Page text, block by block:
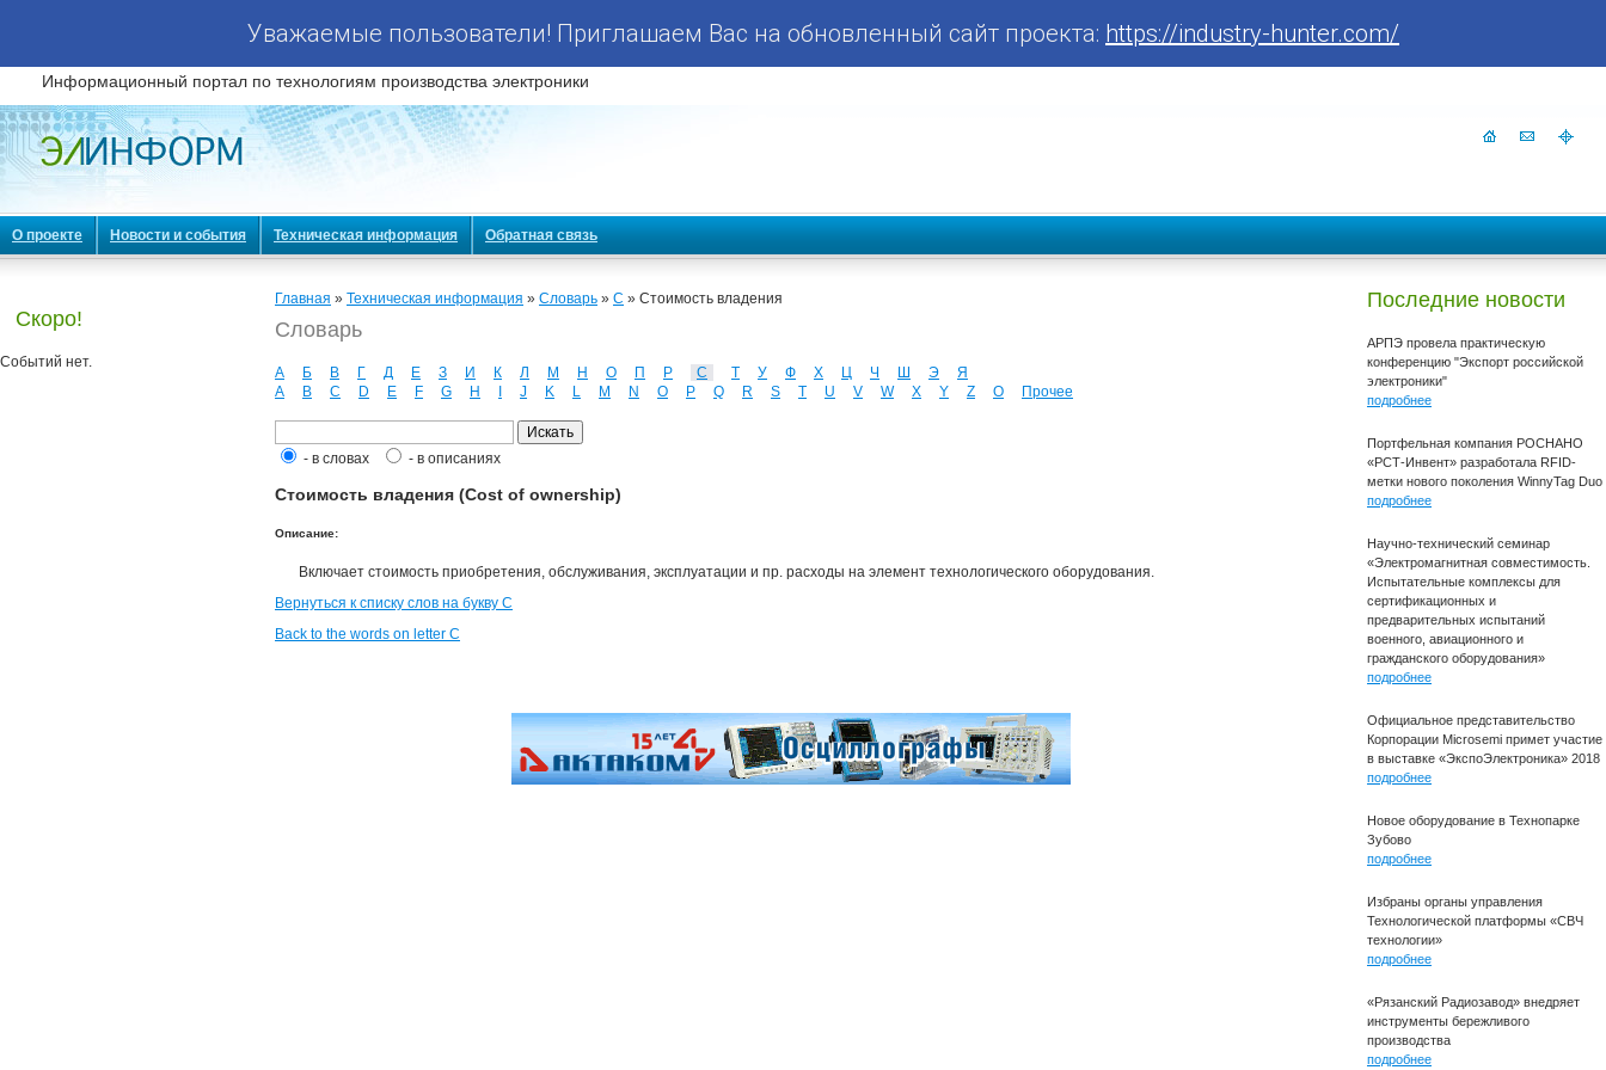
Уважаемые пользователи! Приглашаем Вас на обновленный сайт проекта: https://industry-hunter.com/
Информационный портал по технологиям производства электроники
О проекте Новости и события Техническая информация Обратная связь
Скоро!
Событий нет.
Главная » Техническая информация » Словарь » С » Стоимость владения
Словарь
А Б В Г Д Е З И К Л М Н О П Р С Т У Ф Х Ц Ч Ш Э
Я
A
B C D E F G H J K L M N O P Q R S T U V W X Y Z О Прочее
- в словах - в описаниях
Стоимость владения (Cost of ownership)
Описание:
Включает стоимость приобретения, обслуживания, эксплуатации и пр. расходы на элемент технологического оборудования.
Вернуться к списку слов на букву С
Back to the words on letter C
Последние новости
АРПЭ провела практическую
конференцию "Экспорт российской
электроники"
подробнее
Портфельная компания РОСНАНО
«РСТ-Инвент» разработала RFID-
метки нового поколения WinnyTag Duo
подробнее
Научно-технический семинар
«Электромагнитная совместимость.
Испытательные комплексы для
сертификационных и
предварительных испытаний
военного, авиационного и
гражданского оборудования»
подробнее
Официальное представительство
Корпорации Microsemi примет участие
в выставке «ЭкспоЭлектроника» 2018
подробнее
Новое оборудование в Технопарке
Зубово
подробнее
Избраны органы управления
Технологической платформы «СВЧ
технологии»
подробнее
«Рязанский Радиозавод» внедряет
инструменты бережливого
производства
подробнее